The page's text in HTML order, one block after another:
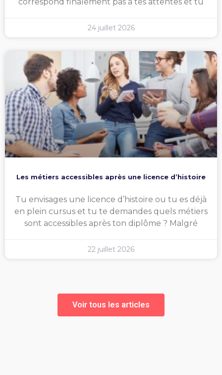
24 juillet 2026
Les métiers accessibles après une licence d’histoire
Tu envisages une licence d’histoire ou tu es déjà
en plein cursus et tu te demandes quels métiers
sont accessibles après ton diplôme ? Malgré
22 juillet 2026
Voir tous les articles